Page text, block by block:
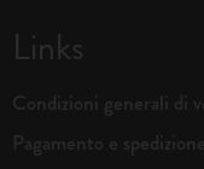
Links
Condizioni generali di
Pagamento e spedizione